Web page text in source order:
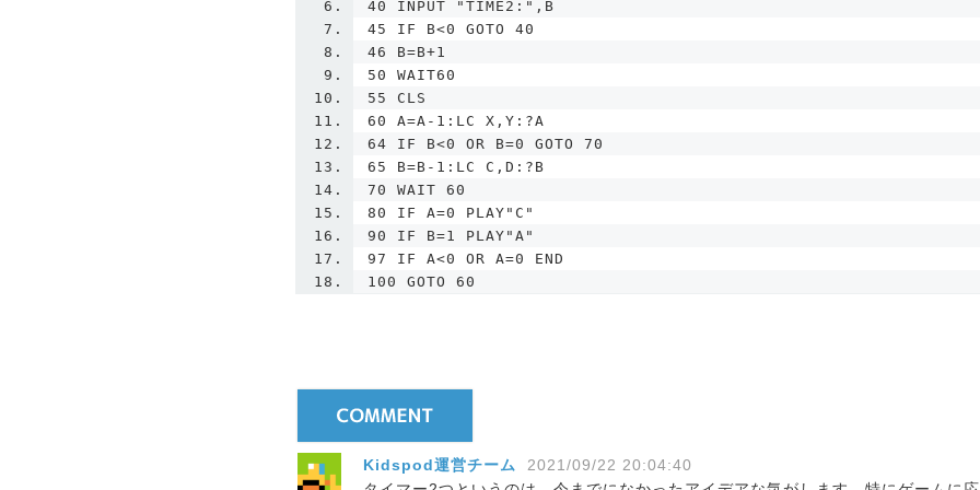
40 INPUT "TIME2:",B
45 IF B<0 GOTO 40
46 B=B+1
50 WAIT60
55 CLS
60 A=A-1:LC X,Y:?A
64 IF B<0 OR B=0 GOTO 70
65 B=B-1:LC C,D:?B
70 WAIT 60
80 IF A=0 PLAY"C"
90 IF B=1 PLAY"A"
97 IF A<0 OR A=0 END
100 GOTO 60
Kidspod運営チーム
2021/09/22 20:04:40